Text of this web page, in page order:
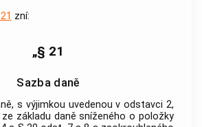
zní:
„§ 21
Sazba daně
s výjimkou uvedenou v odstavci 2,
ze základu daně sníženého o položky